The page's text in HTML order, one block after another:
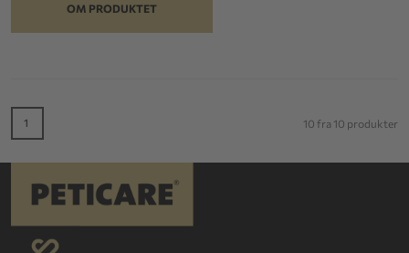
OM PRODUKTET
1 10 fra 10 produkter